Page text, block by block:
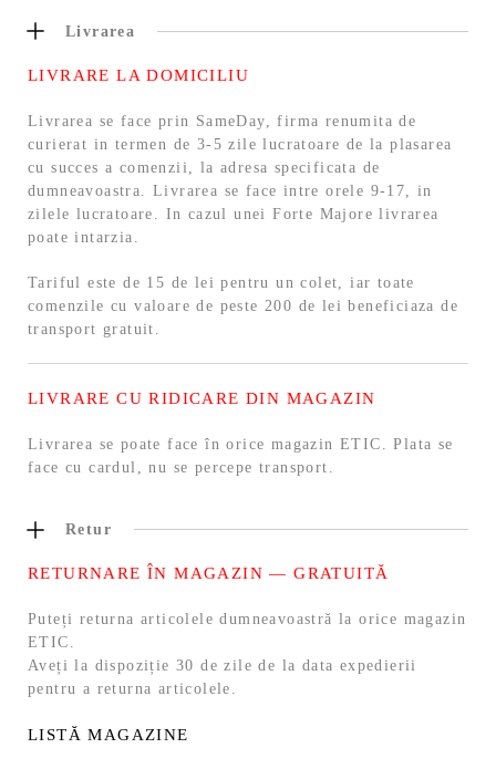
Livrarea
LIVRARE LA DOMICILIU
Livrarea se face prin SameDay, firma renumita de
curierat in termen de 3-5 zile lucratoare de la plasarea
cu succes a comenzii, la adresa specificata de
dumneavoastra. Livrarea se face intre orele 9-17, in
zilele lucratoare. In cazul unei Forte Majore livrarea
poate intarzia.
Tariful este de 15 de lei pentru un colet, iar toate
comenzile cu valoare de peste 200 de lei beneficiaza de
transport gratuit.
LIVRARE CU RIDICARE DIN MAGAZIN
Livrarea se poate face în orice magazin ETIC. Plata se
face cu cardul, nu se percepe transport.
Retur
RETURNARE ÎN MAGAZIN — GRATUITĂ
Puteți returna articolele dumneavoastră la orice magazin
ETIC.
Aveți la dispoziție 30 de zile de la data expedierii
pentru a returna articolele.
LISTĂ MAGAZINE